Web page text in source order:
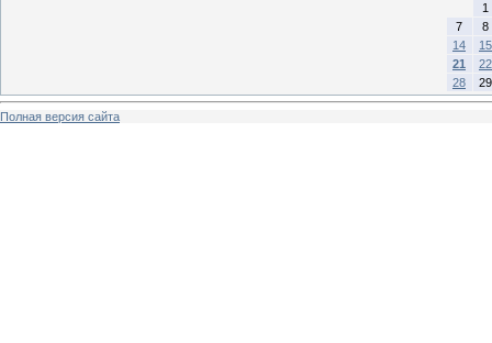
1
7
8
14
15
21
22
28
29
Полная версия сайта